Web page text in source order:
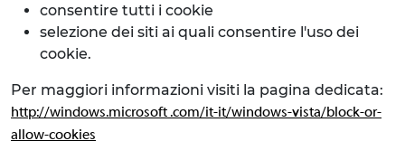
consentire tutti i cookie
selezione dei siti ai quali consentire l'uso dei
cookie.
Per maggiori informazioni visiti la pagina dedicata:
http://windows.microsoft .com/it-it/windows-vista/block-or-
allow-cookies